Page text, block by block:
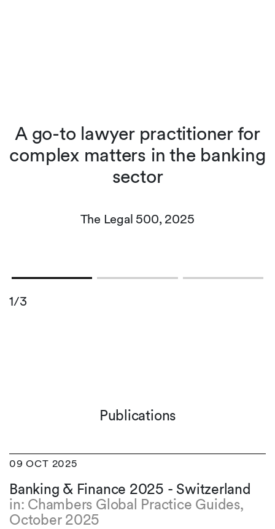
A go-to lawyer practitioner for
complex matters in the banking
sector
The Legal 500, 2025
1/3
Publications
09 OCT 2025
Banking & Finance 2025 - Switzerland
in: Chambers Global Practice Guides,
October 2025